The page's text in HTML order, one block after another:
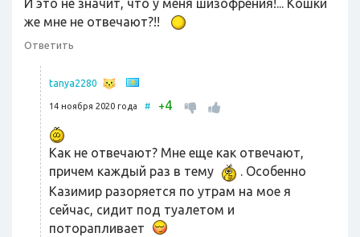
И это не значит, что у меня шизофрения!... Кошки
же мне не отвечают?!!
Ответить
tanya2280
14 ноября 2020 года # +4
Как не отвечают? Мне еще как отвечают,
причем каждый раз в тему
. Особенно
Казимир разоряется по утрам на мое я
сейчас, сидит под туалетом и
поторапливает